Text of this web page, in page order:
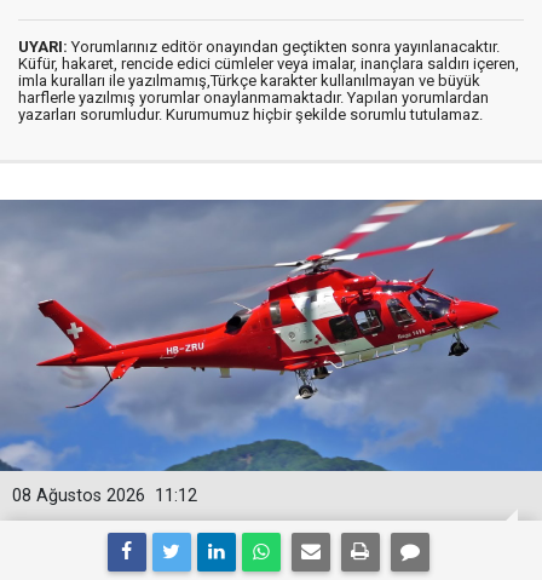
UYARI: Yorumlarınız editör onayından geçtikten sonra yayınlanacaktır.
Küfür, hakaret, rencide edici cümleler veya imalar, inançlara saldırı içeren,
imla kuralları ile yazılmamış,Türkçe karakter kullanılmayan ve büyük
harflerle yazılmış yorumlar onaylanmamaktadır. Yapılan yorumlardan
yazarları sorumludur. Kurumumuz hiçbir şekilde sorumlu tutulamaz.
11:12
08 Ağustos 2026